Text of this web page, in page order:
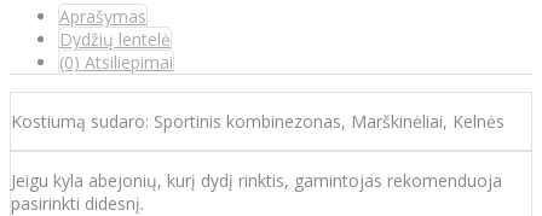
Aprašymas
Dydžių lentelė
(0) Atsiliepimai
Kostiumą sudaro: Sportinis kombinezonas, Marškinėliai, Kelnės
Jeigu kyla abejonių, kurį dydį rinktis, gamintojas rekomenduoja
pasirinkti didesnį.